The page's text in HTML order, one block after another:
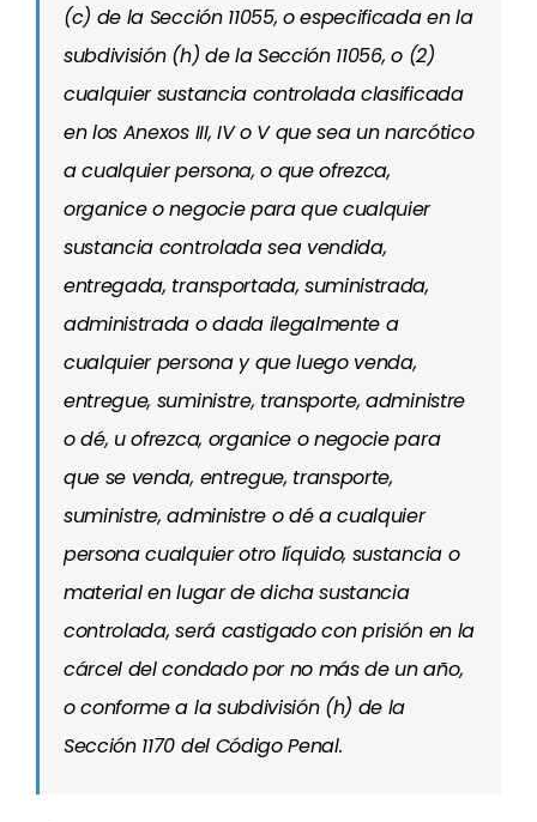
(c) de la Sección 11055, o especificada en la
subdivisión (h) de la Sección 11056, o (2)
cualquier sustancia controlada clasificada
en los Anexos III, IV o V que sea un narcótico
a cualquier persona, o que ofrezca,
organice o negocie para que cualquier
sustancia controlada sea vendida,
entregada, transportada, suministrada,
administrada o dada ilegalmente a
cualquier persona y que luego venda,
entregue, suministre, transporte, administre
o dé, u ofrezca, organice o negocie para
que se venda, entregue, transporte,
suministre, administre o dé a cualquier
persona cualquier otro líquido, sustancia o
material en lugar de dicha sustancia
controlada, será castigado con prisión en la
cárcel del condado por no más de un año,
o conforme a la subdivisión (h) de la
Sección 1170 del Código Penal.